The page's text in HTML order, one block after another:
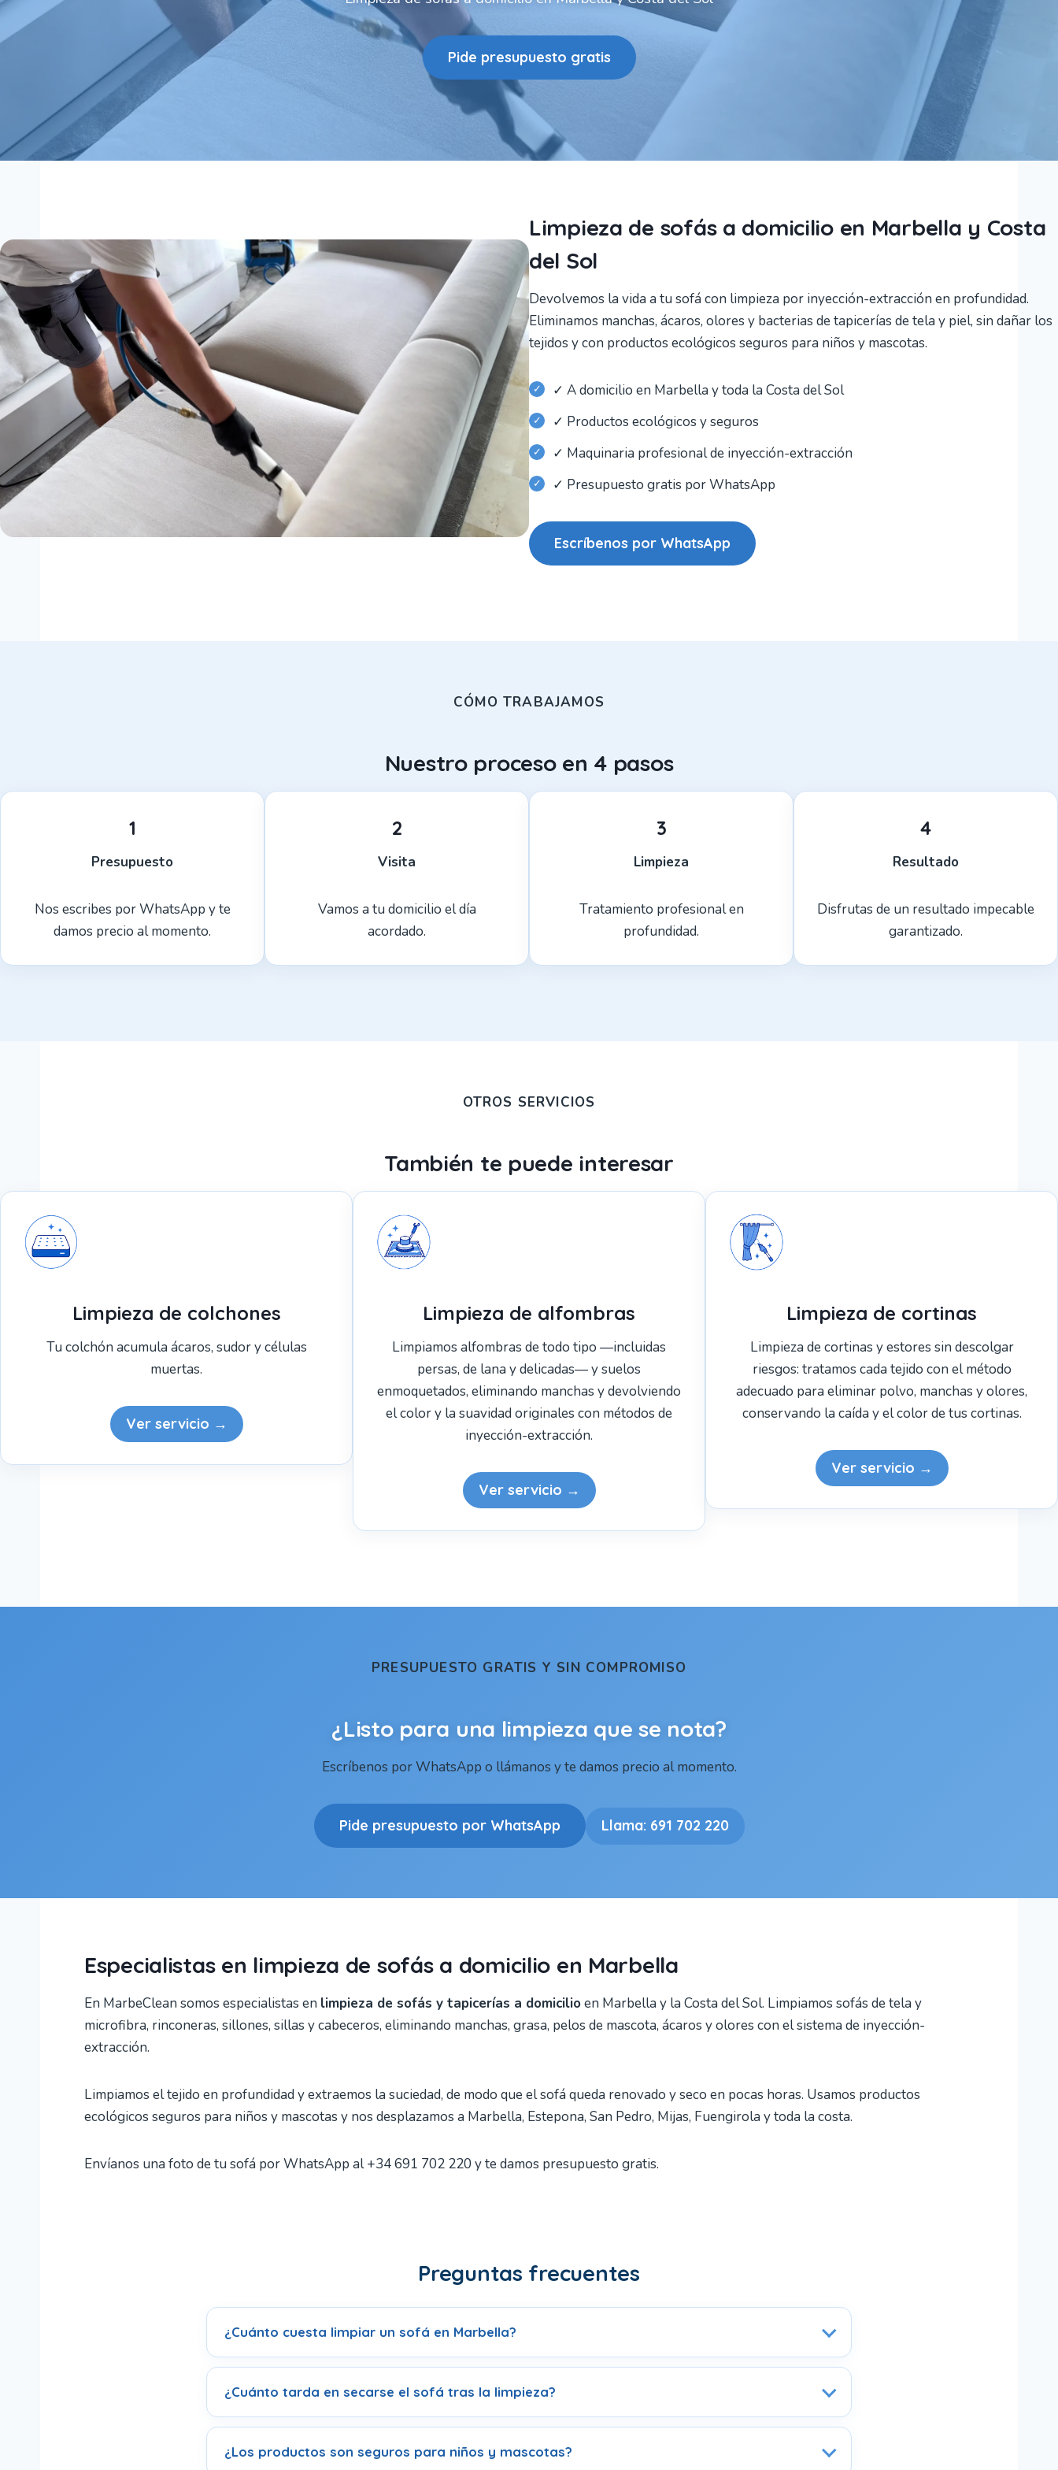
Pide presupuesto gratis
Limpieza de sofás a domicilio en Marbella y Costa
del Sol
Devolvemos la vida a tu sofá con limpieza por inyección-extracción en profundidad.
Eliminamos manchas, ácaros, olores y bacterias de tapicerías de tela y piel, sin dañar los
tejidos y con productos ecológicos seguros para niños y mascotas.
✓ A domicilio en Marbella y toda la Costa del Sol
✓ Productos ecológicos y seguros
✓ Maquinaria profesional de inyección-extracción
✓ Presupuesto gratis por WhatsApp
Escríbenos por WhatsApp
CÓMO TRABAJAMOS
Nuestro proceso en 4 pasos
1
Presupuesto
Nos escribes por WhatsApp y te
damos precio al momento.
2
Visita
Vamos a tu domicilio el día
acordado.
3
Limpieza
Tratamiento profesional en
profundidad.
4
Resultado
Disfrutas de un resultado impecable
garantizado.
OTROS SERVICIOS
También te puede interesar
Limpieza de colchones
Tu colchón acumula ácaros, sudor y células
muertas.
Ver servicio →
Limpieza de alfombras
Limpiamos alfombras de todo tipo —incluidas
persas, de lana y delicadas— y suelos
enmoquetados, eliminando manchas y devolviendo
el color y la suavidad originales con métodos de
inyección-extracción.
Ver servicio →
Limpieza de cortinas
Limpieza de cortinas y estores sin descolgar
riesgos: tratamos cada tejido con el método
adecuado para eliminar polvo, manchas y olores,
conservando la caída y el color de tus cortinas.
Ver servicio →
PRESUPUESTO GRATIS Y SIN COMPROMISO
¿Listo para una limpieza que se nota?
Escríbenos por WhatsApp o llámanos y te damos precio al momento.
Pide presupuesto por WhatsApp Llama: 691 702 220
Especialistas en limpieza de sofás a domicilio en Marbella
En MarbeClean somos especialistas en limpieza de sofás y tapicerías a domicilioen Marbella y la Costa del Sol. Limpiamos sofás de tela y
microfibra, rinconeras, sillones, sillas y cabeceros, eliminando manchas, grasa, pelos de mascota, ácaros y olores con el sistema de inyección-
extracción.
Limpiamos el tejido en profundidad y extraemos la suciedad, de modo que el sofá queda renovado y seco en pocas horas. Usamos productos
ecológicos seguros para niños y mascotas y nos desplazamos a Marbella, Estepona, San Pedro, Mijas, Fuengirola y toda la costa.
Envíanos una foto de tu sofá por WhatsApp al +34 691 702 220 y te damos presupuesto gratis.
Preguntas frecuentes
¿Cuánto cuesta limpiar un sofá en Marbella?
¿Cuánto tarda en secarse el sofá tras la limpieza?
¿Los productos son seguros para niños y mascotas?